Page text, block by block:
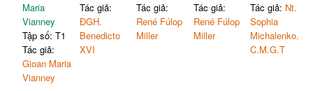
Maria
Vianney
Tập số: T1
Tác giả:
Gioan Maria
Vianney
Tác giả:
ĐGH.
Benedicto
XVI
Tác giả:
René Fúlop
Miller
Tác giả:
René Fúlop
Miller
Tác giả: Nt.
Sophia
Michalenko,
C.M.G.T